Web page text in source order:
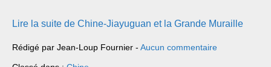
Lire la suite de Chine-Jiayuguan et la Grande Muraille
Rédigé par Jean-Loup Fournier - Aucun commentaire